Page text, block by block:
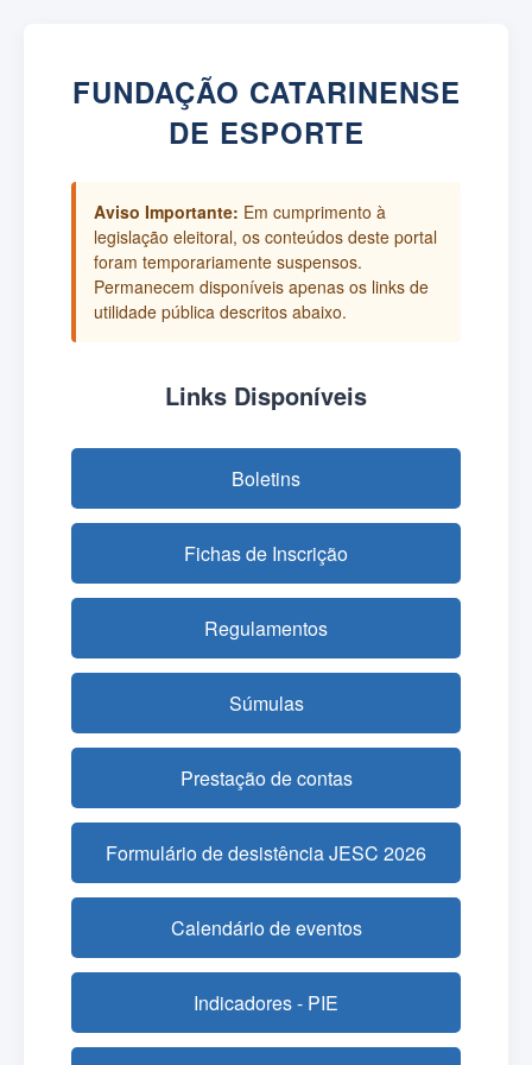
FUNDAÇÃO CATARINENSE
DE ESPORTE
Aviso Importante: Em cumprimento à
legislação eleitoral, os conteúdos deste portal
foram temporariamente suspensos.
Permanecem disponíveis apenas os links de
utilidade pública descritos abaixo.
Links Disponíveis
Boletins
Fichas de Inscrição
Regulamentos
Súmulas
Prestação de contas
Formulário de desistência JESC 2026
Calendário de eventos
Indicadores - PIE